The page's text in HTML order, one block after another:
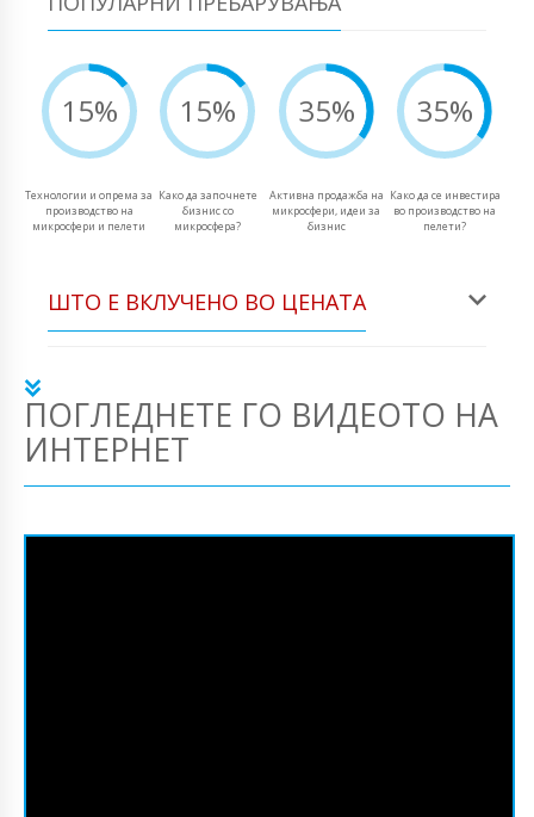
15%
Технологии и опрема за
производство на
микросфери и пелети
15%
Како да започнете
бизнис со
микросфера?
35%
Активна продажба на
микросфери, идеи за
бизнис
35%
Како да се инвестира
во производство на
пелети?
ШТО Е ВКЛУЧЕНО ВО ЦЕНАТА
ПОГЛЕДНЕТЕ ГО ВИДЕОТО НА
ИНТЕРНЕТ